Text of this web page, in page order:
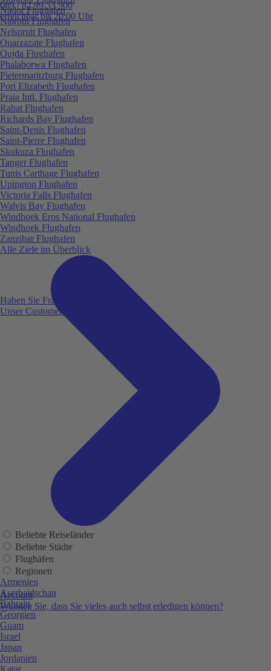
089 / 82 99 33 900
erreichbar bis 20:00 Uhr
Haben Sie Fragen?
Unser Customer Service ist für Sie da!
Account
Wussten Sie, dass Sie vieles auch selbst erledigen können?
Nador Flughafen
Nairobi Flughafen
Nelspruit Flughafen
Ouarzazate Flughafen
Oujda Flughafen
Phalaborwa Flughafen
Pietermaritzburg Flughafen
Port Elizabeth Flughafen
Praia Intl. Flughafen
Rabat Flughafen
Richards Bay Flughafen
Saint-Denis Flughafen
Saint-Pierre Flughafen
Skukuza Flughafen
Tanger Flughafen
Tunis Carthage Flughafen
Upington Flughafen
Victoria Falls Flughafen
Walvis Bay Flughafen
Windhoek Eros National Flughafen
Windhoek Flughafen
Zanzibar Flughafen
Alle Ziele im Überblick
Beliebte Reiseländer
Beliebte Städte
Flughäfen
Regionen
Armenien
Aserbaidschan
Bahrain
Georgien
Guam
Israel
Japan
Jordanien
Katar